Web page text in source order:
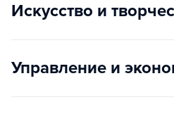
Искусство и
Управление и